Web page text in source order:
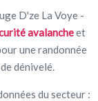
D'ze La Voye -
avalancheet
une randonnée
dénivelé.
du secteur :